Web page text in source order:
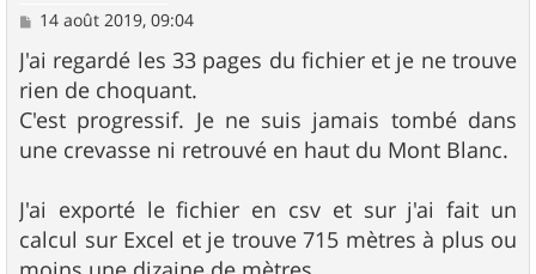
M
s
s
a
g
e
14 août 2019, 09:04
J'ai regardé les 33 pages du fichier et je ne trouve
rien de choquant.
C'est progressif. Je ne suis jamais tombé dans
une crevasse ni retrouvé en haut du Mont Blanc.
J'ai exporté le fichier en csv et sur j'ai fait un
calcul sur Excel et je trouve 715 mètres à plus ou